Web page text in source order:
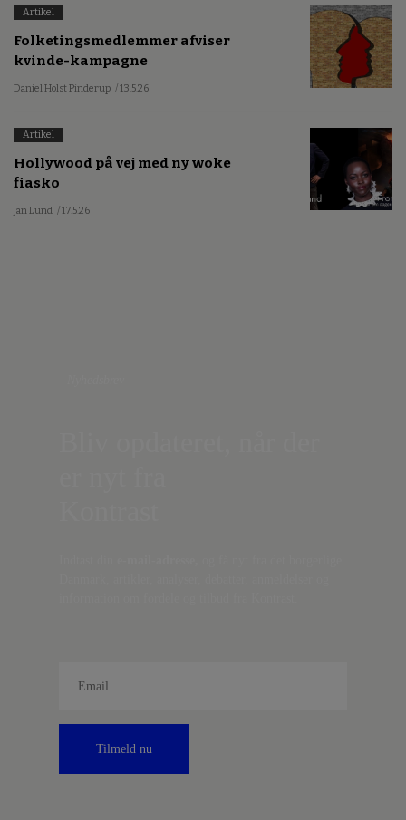
Artikel
Folketingsmedlemmer afviser
kvinde-kampagne
Daniel Holst Pinderup / 13.5.26
Artikel
Hollywood på vej med ny woke
fiasko
Jan Lund / 17.5.26
Tilmeld nu